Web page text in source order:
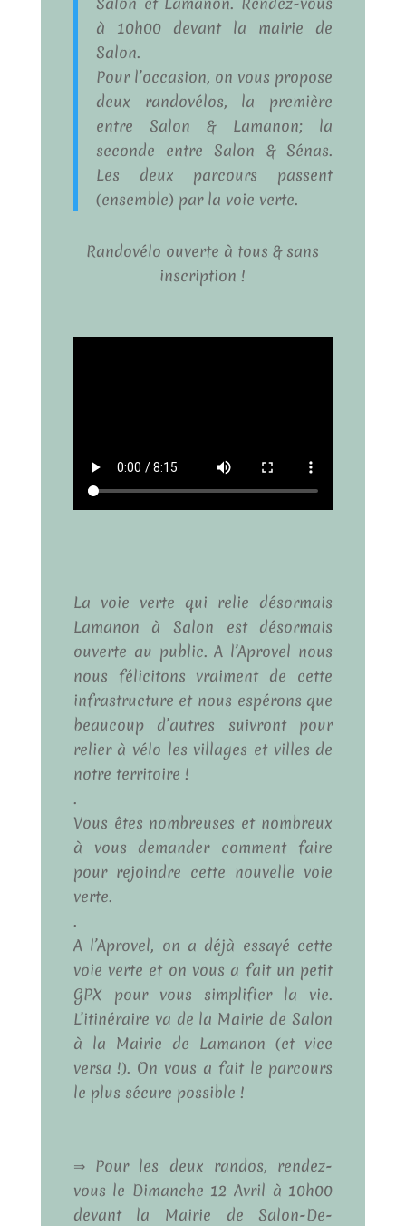
à 10h00 devant la mairie de
Salon.
Pour l’occasion, on vous propose
deux randovélos, la première
entre Salon & Lamanon; la
seconde entre Salon & Sénas.
Les deux parcours passent
(ensemble) par la voie verte.
Randovélo ouverte à tous & sans
inscription !
La voie verte qui relie désormais
Lamanon à Salon est désormais
ouverte au public. A l’Aprovel nous
nous félicitons vraiment de cette
infrastructure et nous espérons que
beaucoup d’autres suivront pour
relier à vélo les villages et villes de
notre territoire !
.
Vous êtes nombreuses et nombreux
à vous demander comment faire
pour rejoindre cette nouvelle voie
verte.
.
A l’Aprovel, on a déjà essayé cette
voie verte et on vous a fait un petit
GPX pour vous simplifier la vie.
L’itinéraire va de la Mairie de Salon
à la Mairie de Lamanon (et vice
versa !). On vous a fait le parcours
le plus sécure possible !
⇒ Pour les deux randos, rendez-
vous le Dimanche 12 Avril à 10h00
devant la Mairie de Salon-De-